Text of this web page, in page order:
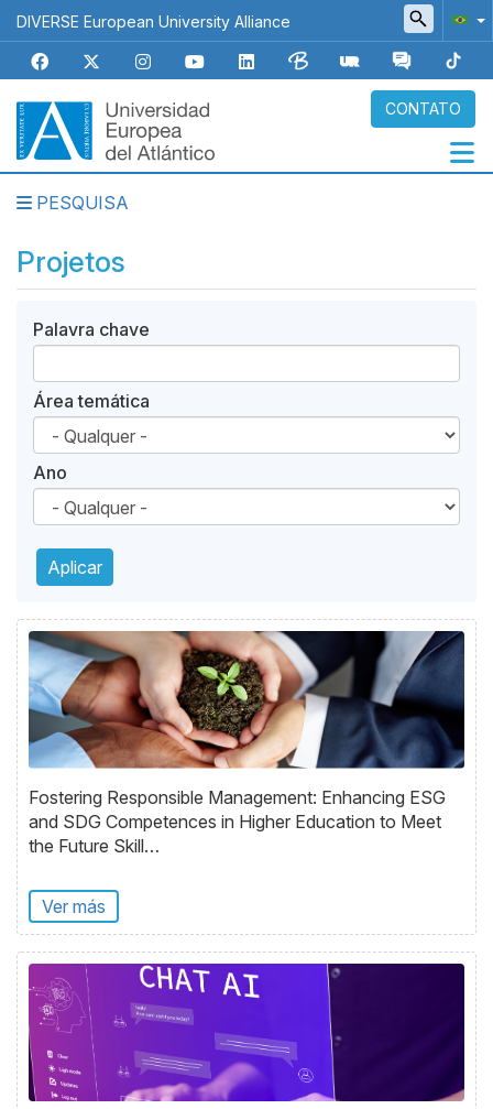
Pular
para
conteúdo
principal
DIVERSE European University Alliance
CONTATO
Navegación
principal
PESQUISA
Projetos
Palavra chave
Área temática
Ano
Fostering Responsible Management: Enhancing ESG
and SDG Competences in Higher Education to Meet
the Future Skill…
Ver más